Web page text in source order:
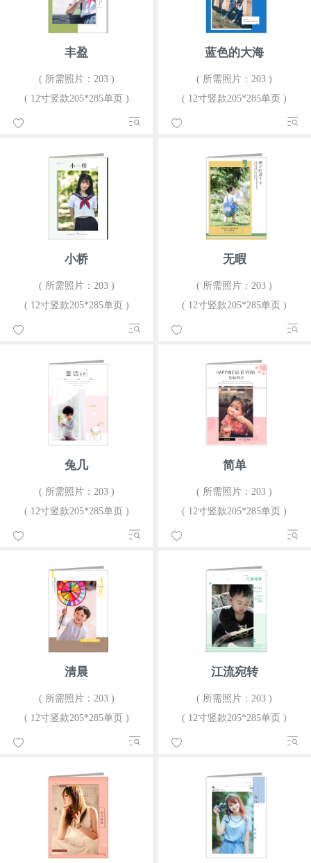
丰盈
( 所需照片：203 )
( 12寸竖款205*285单页 )
蓝色的大海
( 所需照片：203 )
( 12寸竖款205*285单页 )
小桥
( 所需照片：203 )
( 12寸竖款205*285单页 )
无暇
( 所需照片：203 )
( 12寸竖款205*285单页 )
兔几
( 所需照片：203 )
( 12寸竖款205*285单页 )
简单
( 所需照片：203 )
( 12寸竖款205*285单页 )
清晨
( 所需照片：203 )
( 12寸竖款205*285单页 )
江流宛转
( 所需照片：203 )
( 12寸竖款205*285单页 )